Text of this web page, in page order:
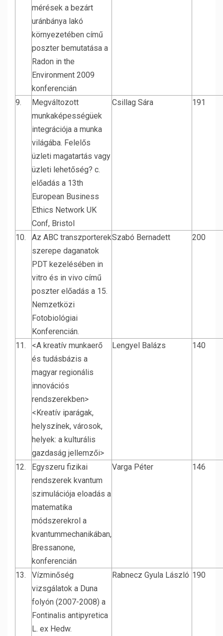
mérések a bezárt
uránbánya lakó
környezetében című
poszter bemutatása a
Radon in the
Environment 2009
konferencián
9.
Megváltozott
munkaképességüek
integrációja a munka
világába. Felelős
üzleti magatartás vagy
üzleti lehetőség? c.
előadás a 13th
European Business
Ethics Network UK
Conf, Bristol
Csillag Sára 191
10.
Az ABC transzporterek
szerepe daganatok
PDT kezelésében in
vitro és in vivo című
poszter előadás a 15.
Nemzetközi
Fotobiológiai
Konferencián.
Szabó Bernadett 200
11.
<A kreatív munkaerő
és tudásbázis a
magyar regionális
innovációs
rendszerekben>
<Kreatív iparágak,
helyszínek, városok,
helyek: a kulturális
gazdaság jellemzői>
Lengyel Balázs 140
12.
Egyszeru fizikai
rendszerek kvantum
szimulációja eloadás a
matematika
módszerekrol a
kvantummechanikában,
Bressanone,
konferencián
Varga Péter 146
13.
Vízminőség
vizsgálatok a Duna
folyón (2007-2008) a
Fontinalis antipyretica
L. ex Hedw.
Rabnecz Gyula László 190